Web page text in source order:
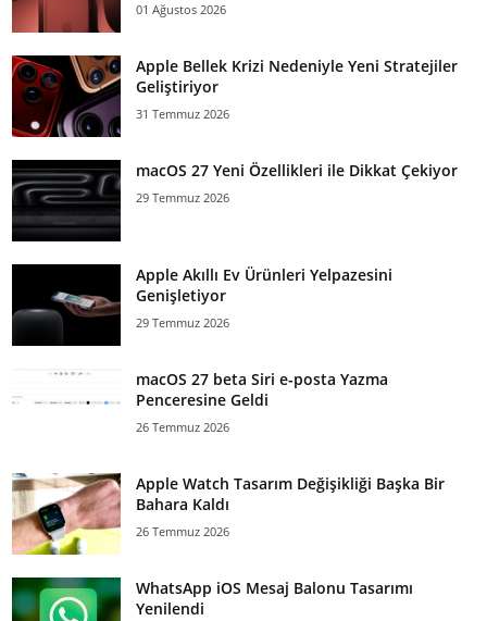
01 Ağustos 2026
Apple Bellek Krizi Nedeniyle Yeni Stratejiler
Geliştiriyor
31 Temmuz 2026
macOS 27 Yeni Özellikleri ile Dikkat Çekiyor
29 Temmuz 2026
Apple Akıllı Ev Ürünleri Yelpazesini
Genişletiyor
29 Temmuz 2026
macOS 27 beta Siri e-posta Yazma
Penceresine Geldi
26 Temmuz 2026
Apple Watch Tasarım Değişikliği Başka Bir
Bahara Kaldı
26 Temmuz 2026
WhatsApp iOS Mesaj Balonu Tasarımı
Yenilendi